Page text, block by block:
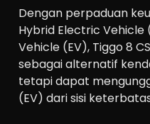
Dengan perpaduan
Hybrid Electric Vehicle
Vehicle (EV), Tiggo 8
sebagai alternatif
tetapi dapat
(EV) dari sisi